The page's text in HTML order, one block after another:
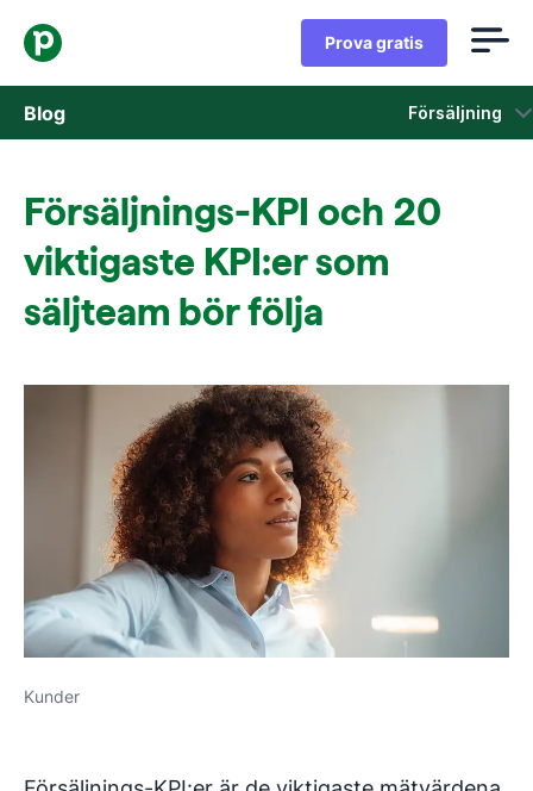
Prova gratis
Blog Försäljning
Marknadsföring
Produkt uppdateringar
Försäljnings-KPI och 20
viktigaste KPI:er som
säljteam bör följa
Kunder